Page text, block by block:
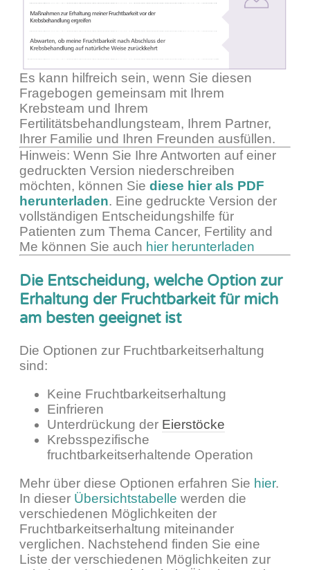
Es kann hilfreich sein, wenn Sie diesen
Fragebogen gemeinsam mit Ihrem
Krebsteam und Ihrem
Fertilitätsbehandlungsteam, Ihrem Partner,
Ihrer Familie und Ihren Freunden ausfüllen.
Hinweis: Wenn Sie Ihre Antworten auf einer
gedruckten Version niederschreiben
möchten, können Sie diese hier als PDF
herunterladen. Eine gedruckte Version der
vollständigen Entscheidungshilfe für
Patienten zum Thema Cancer, Fertility and
Me können Sie auch hier herunterladen
Die Entscheidung, welche Option zur
Erhaltung der Fruchtbarkeit für mich
am besten geeignet ist
Die Optionen zur Fruchtbarkeitserhaltung
sind:
Keine Fruchtbarkeitserhaltung
Einfrieren
Unterdrückung der Eierstöcke
Krebsspezifische
fruchtbarkeitserhaltende Operation
Mehr über diese Optionen erfahren Sie hier.
In dieser Übersichtstabelle werden die
verschiedenen Möglichkeiten der
Fruchtbarkeitserhaltung miteinander
verglichen. Nachstehend finden Sie eine
Liste der verschiedenen Möglichkeiten zur